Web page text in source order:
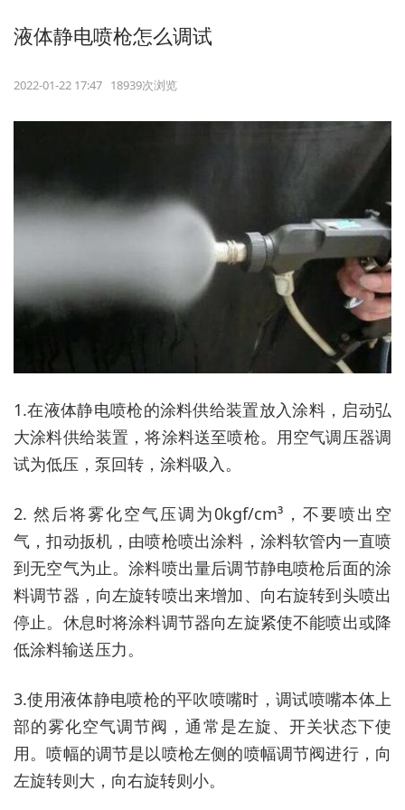
液体静电喷枪怎么调试
2022-01-22 17:47 18939次浏览
1.在液体静电喷枪的涂料供给装置放入涂料，启动弘
大涂料供给装置，将涂料送至喷枪。用空气调压器调
试为低压，泵回转，涂料吸入。
2. 然后将雾化空气压调为0kgf/cm³，不要喷出空
气，扣动扳机，由喷枪喷出涂料，涂料软管内一直喷
到无空气为止。涂料喷出量后调节静电喷枪后面的涂
料调节器，向左旋转喷出来增加、向右旋转到头喷出
停止。休息时将涂料调节器向左旋紧使不能喷出或降
低涂料输送压力。
3.使用液体静电喷枪的平吹喷嘴时，调试喷嘴本体上
部的雾化空气调节阀，通常是左旋、开关状态下使
用。喷幅的调节是以喷枪左侧的喷幅调节阀进行，向
左旋转则大，向右旋转则小。